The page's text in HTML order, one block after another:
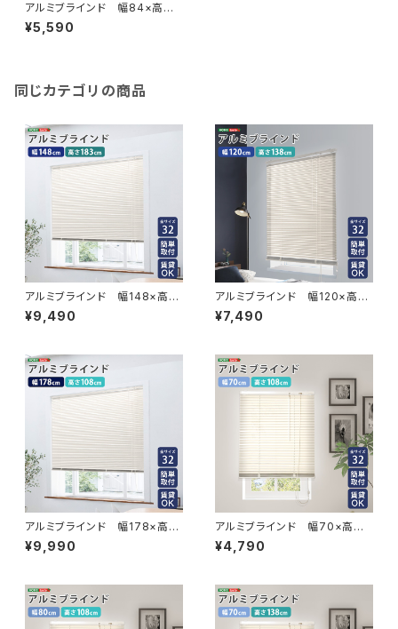
アルミブラインド 幅84×高さ1
38cm SH-29-TAB84-138
¥5,590
同じカテゴリの商品
アルミブラインド 幅148×高さ
183cm SH-29-TAB148-18
3
¥9,490
アルミブラインド 幅120×高さ
138cm SH-29-TAB120-13
8
¥7,490
アルミブラインド 幅178×高さ
108cm SH-29-TAB178-10
8
¥9,990
アルミブラインド 幅70×高さ1
08cm SH-29-TAB70-108
¥4,790